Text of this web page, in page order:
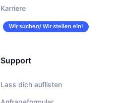
Karriere
Wir suchen/ Wir stellen ein!
Support
Lass dich auflisten